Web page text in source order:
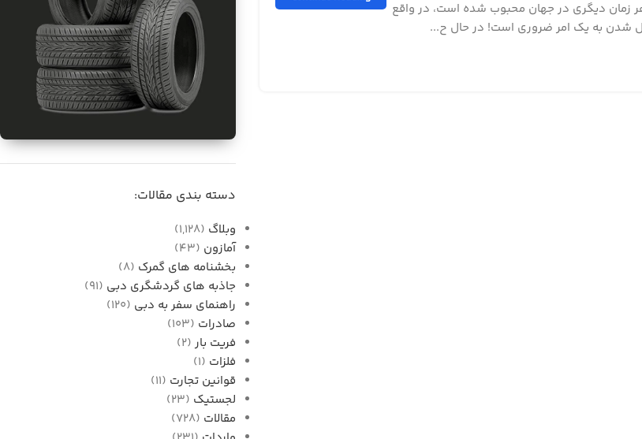
زمان دیگری در جهان محبوب شده است، در واقع
شدن به یک امر ضروری است! در حال ح...
واردات قطعات خودرو از
دسته بندی مقالات:
وبلاگ (1,128)
آمازون (43)
بخشنامه های گمرک (8)
جاذبه های گردشگری دبی (91)
راهنمای سفر به دبی (120)
صادرات (103)
فریت بار (2)
فلزات (1)
قوانین تجارت (11)
لجستیک (23)
مقالات (728)